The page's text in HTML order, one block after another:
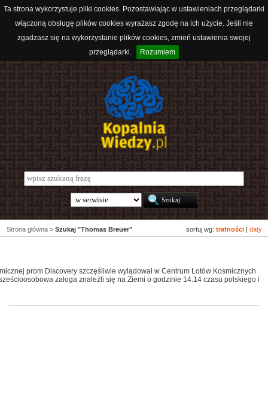
Ta strona wykorzystuje pliki cookies. Pozostawiając w ustawieniach przeglądarki
włączoną obsługę plików cookies wyrażasz zgodę na ich użycie. Jeśli nie
zgadzasz się na wykorzystanie plików cookies, zmień ustawienia swojej
przeglądarki.
Rozumiem
sortuj wg: trafności daty
Strona główna > Szukaj "Thomas Breuer"
prom Discovery szczęśliwie wylądował w Centrum Lotów Kosmicznych
załoga znaleźli się na Ziemi o godzinie 14.14 czasu polskiego i